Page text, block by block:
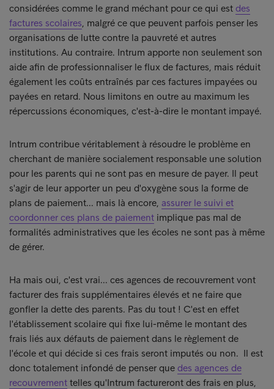
considérées comme le grand méchant pour ce qui est des
factures scolaires , malgré ce que peuvent parfois penser les
organisations de lutte contre la pauvreté et autres
institutions. Au contraire. Intrum apporte non seulement son
aide afin de professionnaliser le flux de factures, mais réduit
également les coûts entraînés par ces factures impayées ou
payées en retard. Nous limitons en outre au maximum les
répercussions économiques, c'est-à-dire le montant impayé.
Intrum contribue véritablement à résoudre le problème en
cherchant de manière socialement responsable une solution
pour les parents qui ne sont pas en mesure de payer. Il peut
s'agir de leur apporter un peu d'oxygène sous la forme de
plans de paiement... mais là encore, assurer le suivi et
coordonner ces plans de paiement implique pas mal de
formalités administratives que les écoles ne sont pas à même
de gérer.
Ha mais oui, c'est vrai... ces agences de recouvrement vont
facturer des frais supplémentaires élevés et ne faire que
gonfler la dette des parents. Pas du tout ! C'est en effet
l'établissement scolaire qui fixe lui-même le montant des
frais liés aux défauts de paiement dans le règlement de
l'école et qui décide si ces frais seront imputés ou non. Il est
donc totalement infondé de penser que des agences de
recouvrement telles qu'Intrum factureront des frais en plus,